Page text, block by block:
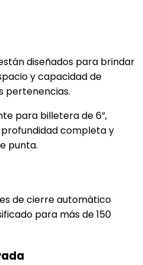
diseñados para brindar
y capacidad de
pertenencias.
para billetera de 6”,
completa y
punta.
de cierre automático
para más de 150